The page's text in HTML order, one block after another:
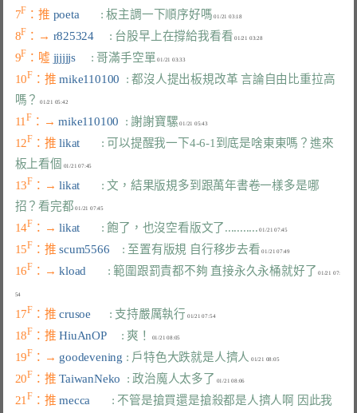
7F ：推 poeta : 板主調一下順序好嗎 01/21 03:18
8F ：→ r825324 : 台股早上在撐給我看看 01/21 03:28
9F ：噓 jjjjjjs : 哥滿手空單 01/21 03:33
10F ：推 mike110100 : 都沒人提出板規改革 言論自由比重拉高
嗎？
11F ：→ mike110100 : 謝謝寶騾 01/21 05:43
12F ：推 likat : 可以提醒我一下4-6-1到底是啥東東嗎？進來
板上看個
13F ：→ likat : 文，結果版規多到跟萬年書卷一樣多是哪
招？看完都
01/21 07:45
14F ：→ likat : 飽了，也沒空看版文了...........
15F ：推 scum5566 : 至置有版規 自行移步去看
16F ：→ kload : 範圍跟罰責都不夠 直接永久永桶就好了 01/21 07:
17F ：推 crusoe : 支持嚴厲執行 01/21 07:54
18F ：推 HiuAnOP : 爽！
19F ：→ goodevening : 戶特色大跌就是人擠人 01/21 08:05
20F ：推 TaiwanNeko : 政治魔人太多了
21F ：推 mecca : 不管是搶買還是搶殺都是人擠人啊 因此我